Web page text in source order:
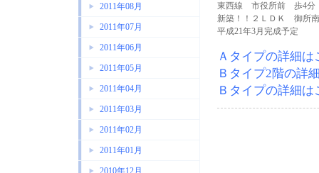
東西線 市役所前 歩4分
新築！！２ＬＤＫ 御所
平成21年3月完成予定
Ａタイプの詳細は
Ｂタイプ2階の詳
Ｂタイプの詳細は
2011年08月
2011年07月
2011年06月
2011年05月
2011年04月
2011年03月
2011年02月
2011年01月
2010年12月